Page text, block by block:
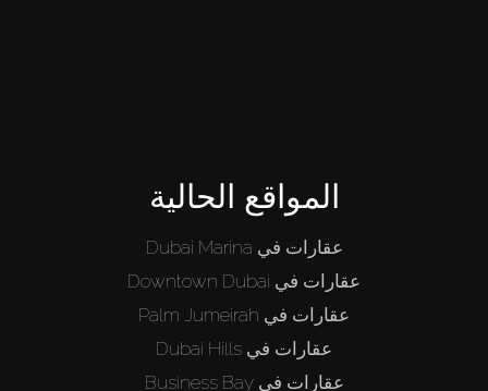
المواقع الحالية
عقارات في Dubai Marina
عقارات في Downtown Dubai
عقارات في Palm Jumeirah
عقارات في Dubai Hills
عقارات في Business Bay